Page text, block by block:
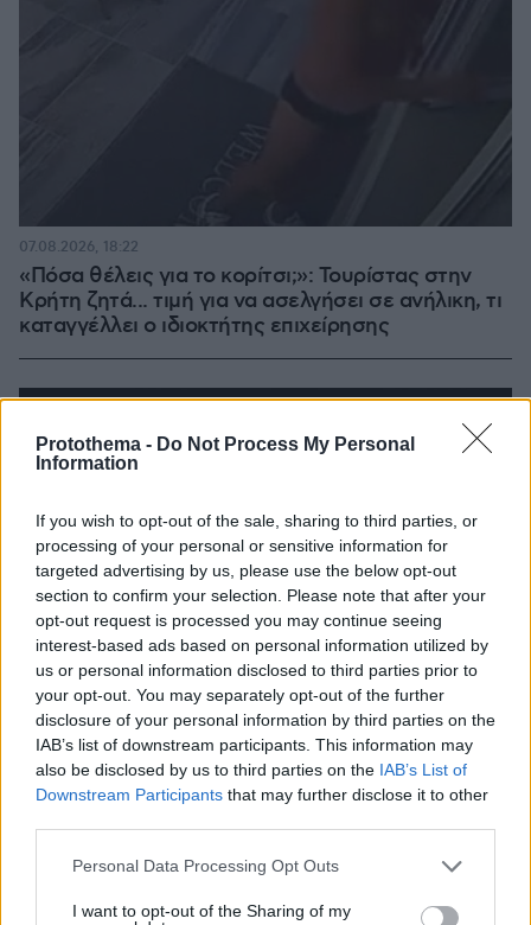
Protothema - Do Not Process My Personal
Information
If you wish to opt-out of the sale, sharing to third parties, or
processing of your personal or sensitive information for
targeted advertising by us, please use the below opt-out
section to confirm your selection. Please note that after your
opt-out request is processed you may continue seeing
interest-based ads based on personal information utilized by
us or personal information disclosed to third parties prior to
your opt-out. You may separately opt-out of the further
disclosure of your personal information by third parties on the
IAB’s list of downstream participants. This information may
also be disclosed by us to third parties on the IAB’s List of
Downstream Participants that may further disclose it to other
Please note that this website/app uses one or more Google
not limited to your visit or usage behaviour. You may click to
Personal Data Processing Opt Outs
I want to opt-out of the Sharing of my
«Πόσα θέλεις για το κορίτσι;»: Τουρίστας στην
Κρήτη ζητά... τιμή για να ασελγήσει σε ανήλικη, τι
καταγγέλλει ο ιδιοκτήτης επιχείρησης
07.08.2026, 18:22
07.08.2026, 23:30